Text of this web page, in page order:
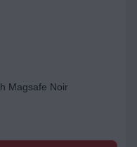
Magsafe Noir